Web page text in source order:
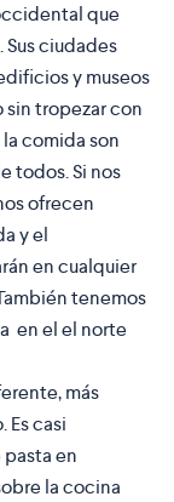
que
ciudades
y museos
sin tropezar con
comida son
todos. Si nos
ofrecen
y el
en cualquier
tenemos
en el el norte
más
Es casi
pasta en
la cocina